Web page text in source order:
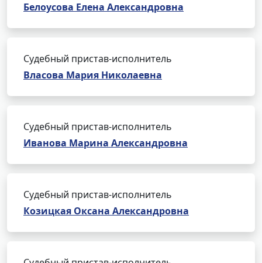
Белоусова Елена Александровна
Судебный пристав-исполнитель
Власова Мария Николаевна
Судебный пристав-исполнитель
Иванова Марина Александровна
Судебный пристав-исполнитель
Козицкая Оксана Александровна